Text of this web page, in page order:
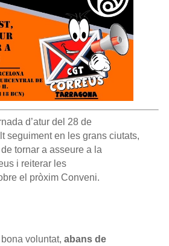
d’atur del 28 de
seguiment en les grans ciutats,
de tornar a asseure a la
i reiterar les
el pròxim Conveni.
voluntat, abans de